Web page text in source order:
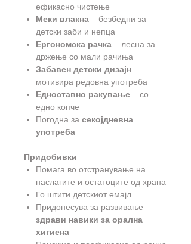
ефикасно чистење
Меки влакна – безбедни за
детски заби и непца
Ергономска рачка – лесна за
држење со мали рачиња
Забавен детски дизајн –
мотивира редовна употреба
Едноставно ракување – со
едно копче
Погодна за секојдневна
употреба
Придобивки
Помага во отстранување на
наслагите и остатоците од храна
Го штити детскиот емајл
Придонесува за развивање
здрави навики за орална
хигиена